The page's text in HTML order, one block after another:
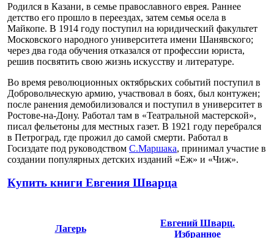
Родился в Казани, в семье православного еврея. Раннее
детство его прошло в переездах, затем семья осела в
Майкопе. В 1914 году поступил на юридический факультет
Московского народного университета имени Шанявского;
через два года обучения отказался от профессии юриста,
решив посвятить свою жизнь искусству и литературе.
Во время революционных октябрьских событий поступил в
Добровольческую армию, участвовал в боях, был контужен;
после ранения демобилизовался и поступил в университет в
Ростове-на-Дону. Работал там в «Театральной мастерской»,
писал фельетоны для местных газет. В 1921 году перебрался
в Петроград, где прожил до самой смерти. Работал в
Госиздате под руководством С.Маршака, принимал участие в
создании популярных детских изданий «Еж» и «Чиж».
Купить книги Евгения Шварца
Лагерь
Евгений Шварц.
Избранное